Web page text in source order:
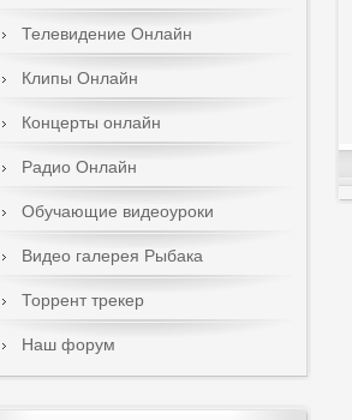
Телевидение Онлайн
Клипы Онлайн
Концерты онлайн
Радио Онлайн
Обучающие видеоуроки
Видео галерея Рыбака
Торрент трекер
Наш форум